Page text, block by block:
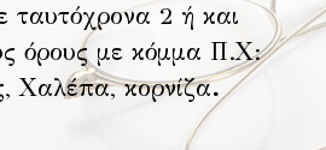
ταυτόχρονα 2 ή και
όρους με κόμμα Π.Χ:
Χαλέπα, κορνίζα.